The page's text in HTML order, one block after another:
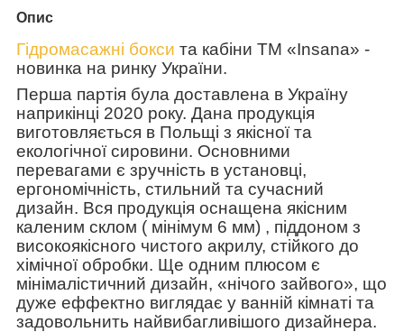
Опис
Гідромасажні бокси та кабіни ТМ «Insana» -
новинка на ринку України.
Перша партія була доставлена в Україну
наприкінці 2020 року. Дана продукція
виготовляється в Польщі з якісної та
екологічної сировини. Основними
перевагами є зручність в установці,
ергономічність, стильний та сучасний
дизайн. Вся продукція оснащена якісним
каленим склом ( мінімум 6 мм) , піддоном з
високоякісного чистого акрилу, стійкого до
хімічної обробки. Ще одним плюсом є
мінімалістичний дизайн, «нічого зайвого», що
дуже еффектно виглядає у ванній кімнаті та
задовольнить найвибагливішого дизайнера.